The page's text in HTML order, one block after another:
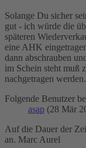
Solange Du sicher
gut - ich würde die
späteren
eine AHK
dann abschrauben
im Schein steht muß
nachgetragen werden.
Folgende Benutzer
asap (28 Mär
Auf die Dauer der
an. Marc Aurel